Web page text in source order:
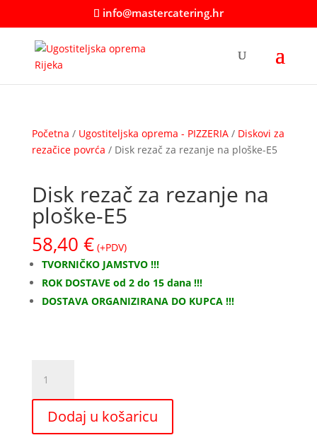
info@mastercatering.hr
Početna / Ugostiteljska oprema - PIZZERIA/ Diskovi za
rezačice povrća / Disk rezač za rezanje na ploške-E5
Disk rezač za rezanje na
ploške-E5
58,40 € (+PDV)
TVORNIČKO JAMSTVO !!!
ROK DOSTAVE od 2 do 15 dana !!!
DOSTAVA ORGANIZIRANA DO KUPCA !!!
rezač
za
rezanje
na
Dodaj u košaricu